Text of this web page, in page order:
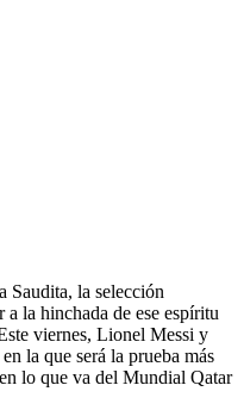
Saudita, la selección
la hinchada de ese espíritu
viernes, Lionel Messi y
la que será la prueba más
lo que va del Mundial Qatar